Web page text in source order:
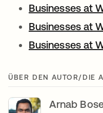
Businesses at
Businesses at
Businesses at
ÜBER DEN AUTOR/DIE
Arnab